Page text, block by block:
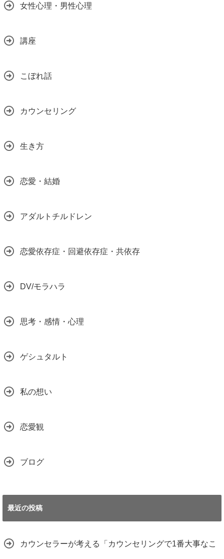
女性心理・男性心理
講座
こぼれ話
カウンセリング
生き方
恋愛・結婚
アダルトチルドレン
恋愛依存症・回避依存症・共依存
DV/モラハラ
思考・感情・心理
ゲシュタルト
私の想い
恋愛観
ブログ
最近の投稿
カウンセラーが考える「カウンセリングで1番大事なこ